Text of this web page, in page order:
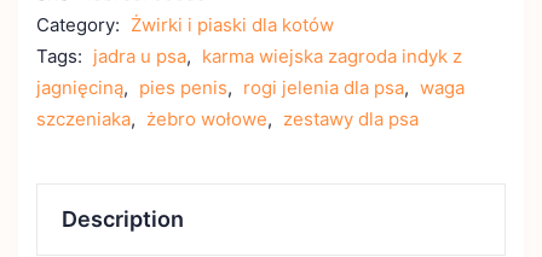
Category: Żwirki i piaski dla kotów
Tags: jadra u psa, karma wiejska zagroda indyk z
jagnięciną, pies penis, rogi jelenia dla psa, waga
szczeniaka, żebro wołowe, zestawy dla psa
Description